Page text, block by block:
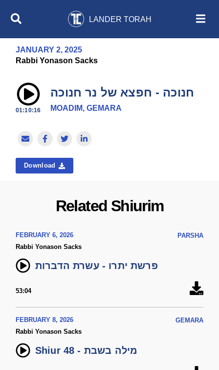
LANDER TORAH
JANUARY 2, 2025
Rabbi Yonason Sacks
01:10:16
חנוכה - חפצא של נר חנוכה
MOADIM, GEMARA
Download
Related Shiurim
FEBRUARY 6, 2026
PARSHA
Rabbi Yonason Sacks
פרשת יתרו - עשרת הדברות
53:04
FEBRUARY 8, 2026
GEMARA
Rabbi Yonason Sacks
Shiur 48 - מילה בשבת